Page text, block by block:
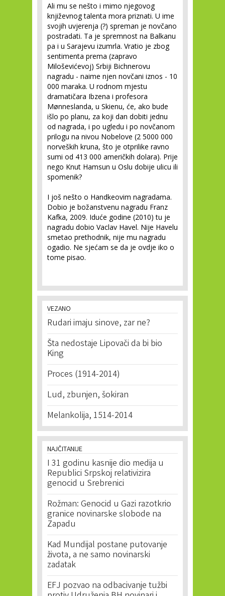
Ali mu se nešto i mimo njegovog
književnog talenta mora priznati. U ime
svojih uvjerenja (?) spreman je novčano
postradati. Ta je spremnost na Balkanu
pa i u Sarajevu izumrla. Vratio je zbog
sentimenta prema (zapravo
Miloševićevoj) Srbiji Bichnerovu
nagradu - naime njen novčani iznos - 10
000 maraka. U rodnom mjestu
dramatičara Ibzena i profesora
Mønneslanda, u Skienu, će, ako bude
išlo po planu, za koji dan dobiti jednu
od nagrada, i po ugledu i po novčanom
prilogu na nivou Nobelove (2 5000 000
norveških kruna, što je otprilike ravno
sumi od 413 000 američkih dolara). Prije
nego Knut Hamsun u Oslu dobije ulicu ili
spomenik?
I još nešto o Handkeovim nagradama.
Dobio je božanstvenu nagradu Franz
Kafka, 2009. Iduće godine (2010) tu je
nagradu dobio Vaclav Havel. Nije Havelu
smetao prethodnik, nije mu nagradu
ogadio. Ne sjećam se da je ovdje iko o
tome pisao.
VEZANO
Rudari imaju sinove, zar ne?
Šta nedostaje Lipovači da bi bio
King
Proces (1914-2014)
Lud, zbunjen, šokiran
Melankolija, 1514-2014
NAJČITANIJE
I 31 godinu kasnije dio medija u
Republici Srpskoj relativizira
genocid u Srebrenici
Rožman: Genocid u Gazi razotkrio
granice novinarske slobode na
Zapadu
Kad Mundijal postane putovanje
života, a ne samo novinarski
zadatak
EFJ pozvao na odbacivanje tužbi